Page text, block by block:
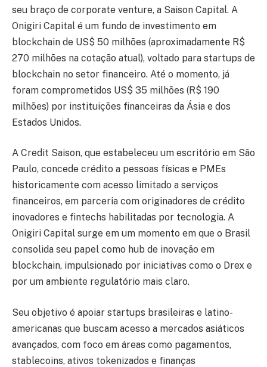
seu braço de corporate venture, a Saison Capital. A
Onigiri Capital é um fundo de investimento em
blockchain de US$ 50 milhões (aproximadamente R$
270 milhões na cotação atual), voltado para startups de
blockchain no setor financeiro. Até o momento, já
foram comprometidos US$ 35 milhões (R$ 190
milhões) por instituições financeiras da Ásia e dos
Estados Unidos.
A Credit Saison, que estabeleceu um escritório em São
Paulo, concede crédito a pessoas físicas e PMEs
historicamente com acesso limitado a serviços
financeiros, em parceria com originadores de crédito
inovadores e fintechs habilitadas por tecnologia. A
Onigiri Capital surge em um momento em que o Brasil
consolida seu papel como hub de inovação em
blockchain, impulsionado por iniciativas como o Drex e
por um ambiente regulatório mais claro.
Seu objetivo é apoiar startups brasileiras e latino-
americanas que buscam acesso a mercados asiáticos
avançados, com foco em áreas como pagamentos,
stablecoins, ativos tokenizados e finanças